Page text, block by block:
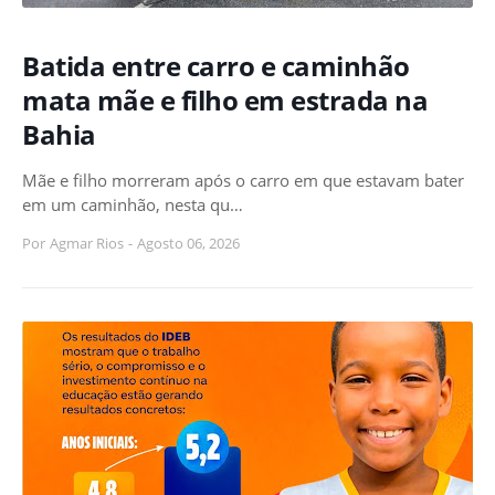
Batida entre carro e caminhão
mata mãe e filho em estrada na
Bahia
Mãe e filho morreram após o carro em que estavam bater
em um caminhão, nesta qu…
Por Agmar Rios - Agosto 06, 2026